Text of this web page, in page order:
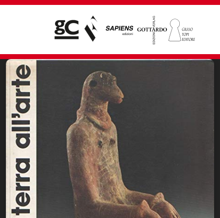
Giampiero Casagrande editore